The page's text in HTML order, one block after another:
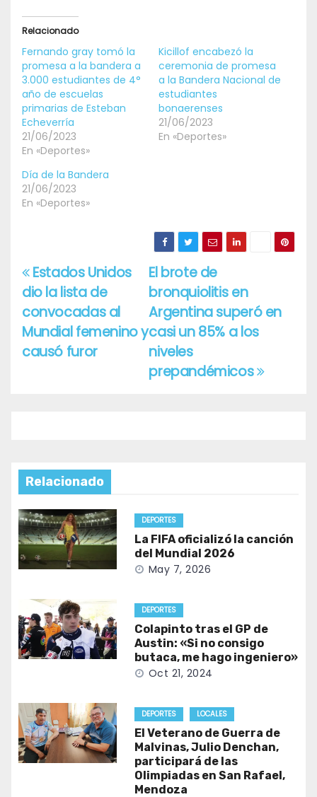
Relacionado
Fernando gray tomó la
promesa a la bandera a
3.000 estudiantes de 4°
año de escuelas
primarias de Esteban
Echeverría
21/06/2023
En «Deportes»
Kicillof encabezó la
ceremonia de promesa
a la Bandera Nacional de
estudiantes
bonaerenses
21/06/2023
En «Deportes»
Día de la Bandera
21/06/2023
En «Deportes»
Navegación
de
entradas
El brote de
bronquiolitis en
Argentina superó en
casi un 85% a los
niveles
prepandémicos
Estados Unidos
dio la lista de
convocadas al
Mundial femenino y
causó furor
Relacionado
DEPORTES
La FIFA oficializó la canción
del Mundial 2026
May 7, 2026
DEPORTES
Colapinto tras el GP de
Austin: «Si no consigo
butaca, me hago ingeniero»
Oct 21, 2024
DEPORTES LOCALES
El Veterano de Guerra de
Malvinas, Julio Denchan,
participará de las
Olimpiadas en San Rafael,
Mendoza